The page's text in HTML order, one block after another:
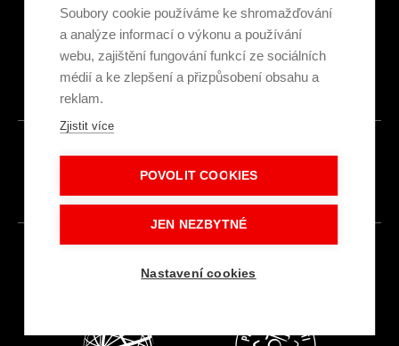
Ekologická recyklace
Projekty EU
Intranet - Přihlášení
Přihlášení
© 2026
Soubory cookie používáme ke shromažďování
a analýze informací o výkonu a používání
webu, zajištění fungování funkcí ze sociálních
médií a ke zlepšení a přizpůsobení obsahu a
reklam.
Zjistit více
POVOLIT COOKIES
JEN NEZBYTNÉ
Nastavení cookies